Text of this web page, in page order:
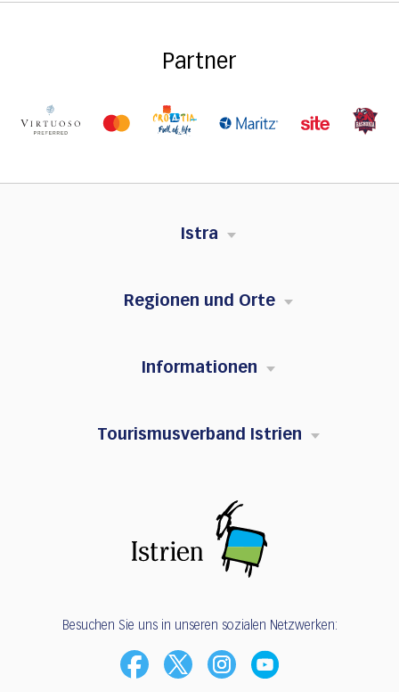
Partner
Istra
Regionen und Orte
Informationen
Tourismusverband Istrien
Besuchen Sie uns in unseren sozialen Netzwerken: